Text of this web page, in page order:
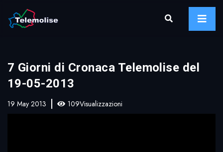
7 Giorni di Cronaca Telemolise del
19-05-2013
19 May 2013 109Visualizzazioni